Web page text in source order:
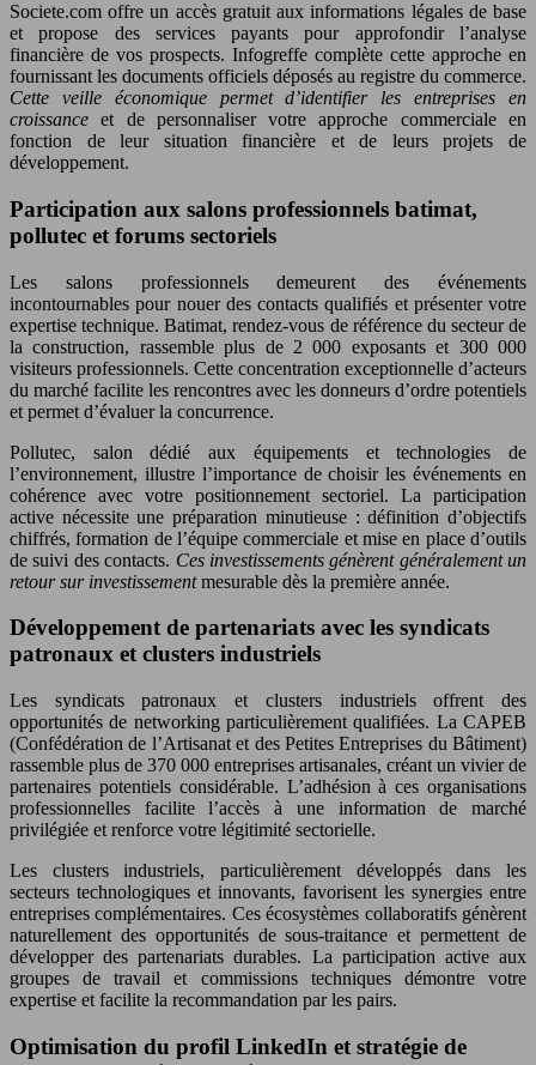
Societe.com offre un accès gratuit aux informations légales de base
et propose des services payants pour approfondir l’analyse
financière de vos prospects. Infogreffe complète cette approche en
fournissant les documents officiels déposés au registre du commerce.
Cette veille économique permet d’identifier les entreprises en
croissanceet de personnaliser votre approche commerciale en
fonction de leur situation financière et de leurs projets de
développement.
Participation aux salons professionnels batimat,
pollutec et forums sectoriels
Les salons professionnels demeurent des événements
incontournables pour nouer des contacts qualifiés et présenter votre
expertise technique. Batimat, rendez-vous de référence du secteur de
la construction, rassemble plus de 2 000 exposants et 300 000
visiteurs professionnels. Cette concentration exceptionnelle d’acteurs
du marché facilite les rencontres avec les donneurs d’ordre potentiels
et permet d’évaluer la concurrence.
Pollutec, salon dédié aux équipements et technologies de
l’environnement, illustre l’importance de choisir les événements en
cohérence avec votre positionnement sectoriel. La participation
active nécessite une préparation minutieuse : définition d’objectifs
chiffrés, formation de l’équipe commerciale et mise en place d’outils
de suivi des contacts. Ces investissements génèrent généralement un
retour sur investissementmesurable dès la première année.
Développement de partenariats avec les syndicats
patronaux et clusters industriels
Les syndicats patronaux et clusters industriels offrent des
opportunités de networking particulièrement qualifiées. La CAPEB
(Confédération de l’Artisanat et des Petites Entreprises du Bâtiment)
rassemble plus de 370 000 entreprises artisanales, créant un vivier de
partenaires potentiels considérable. L’adhésion à ces organisations
professionnelles facilite l’accès à une information de marché
privilégiée et renforce votre légitimité sectorielle.
Les clusters industriels, particulièrement développés dans les
secteurs technologiques et innovants, favorisent les synergies entre
entreprises complémentaires. Ces écosystèmes collaboratifs génèrent
naturellement des opportunités de sous-traitance et permettent de
développer des partenariats durables. La participation active aux
groupes de travail et commissions techniques démontre votre
expertise et facilite la recommandation par les pairs.
Optimisation du profil LinkedIn et stratégie de